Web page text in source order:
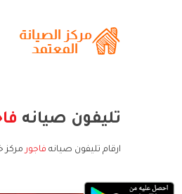
تليفون صيانه
ارقام تليفون صيانه فاجور مركز